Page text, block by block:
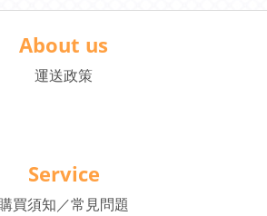
About us
運送政策
Service
購買須知／常見問題